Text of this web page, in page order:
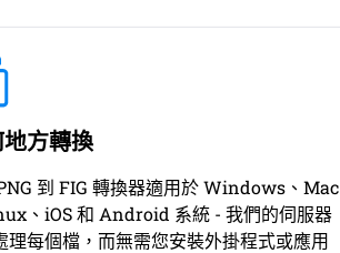
方轉換
到 FIG 轉換器適用於 Windows、Mac
、iOS 和 Android 系統 - 我們的伺服器
理每個檔，而無需您安裝外掛程式或應用